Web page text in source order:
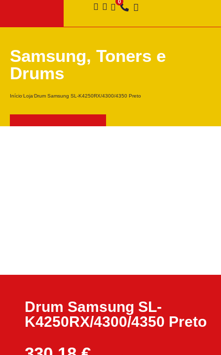
Samsung, Toners e
Drums
Início Loja Drum Samsung SL-K4250RX/4300/4350 Preto
Drum Samsung SL-
K4250RX/4300/4350 Preto